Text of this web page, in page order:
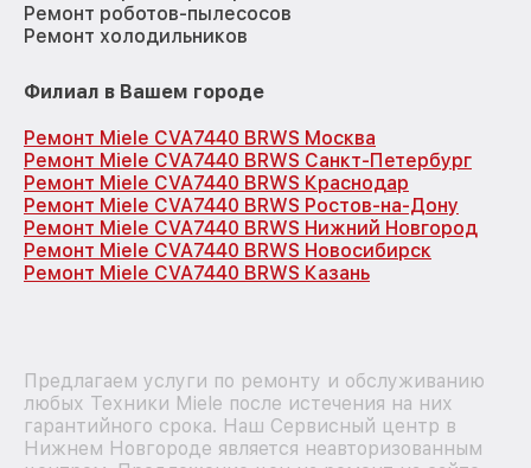
Ремонт роботов-пылесосов
Ремонт холодильников
Филиал в Вашем городе
Ремонт Miele CVA7440 BRWS Москва
Ремонт Miele CVA7440 BRWS Санкт-Петербург
Ремонт Miele CVA7440 BRWS Краснодар
Ремонт Miele CVA7440 BRWS Ростов-на-Дону
Ремонт Miele CVA7440 BRWS Нижний Новгород
Ремонт Miele CVA7440 BRWS Новосибирск
Ремонт Miele CVA7440 BRWS Казань
Предлагаем услуги по ремонту и обслуживанию
любых Техники Miele после истечения на них
гарантийного срока. Наш Сервисный центр в
Нижнем Новгороде является неавторизованным